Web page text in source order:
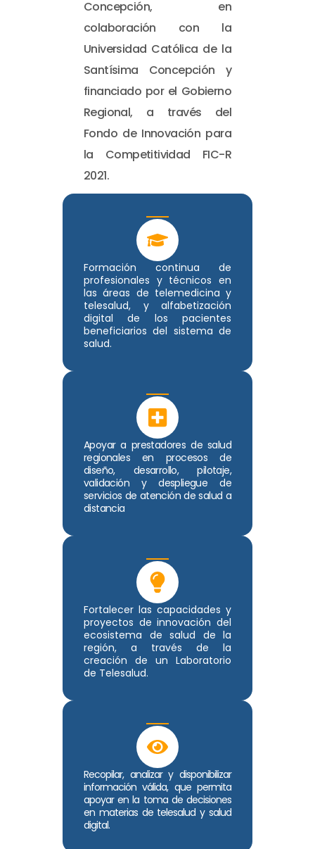
Formación continua de
profesionales y técnicos en
las áreas de telemedicina y
telesalud, y alfabetización
digital de los pacientes
beneficiarios del sistema de
salud.
Apoyar a prestadores de salud
regionales en procesos de
diseño, desarrollo, pilotaje,
validación y despliegue de
servicios de atención de salud a
distancia
Fortalecer las capacidades y
proyectos de innovación del
ecosistema de salud de la
región, a través de la
creación de un Laboratorio
de Telesalud.
Recopilar, analizar y disponibilizar
información válida, que permita
apoyar en la toma de decisiones
en materias de telesalud y salud
digital.
Concepción, en
colaboración con la
Universidad Católica de la
Santísima Concepción y
financiado por el Gobierno
Regional, a través del
Fondo de Innovación para
la Competitividad FIC-R
2021.